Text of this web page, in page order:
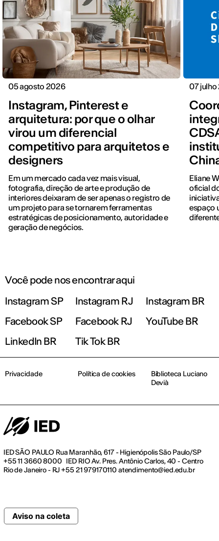
05 agosto 2026
Instagram, Pinterest e
arquitetura: por que o olhar
virou um diferencial
competitivo para arquitetos e
designers
Em um mercado cada vez mais visual,
fotografia, direção de arte e produção de
interiores deixaram de ser apenas o registro de
um projeto para se tornarem ferramentas
estratégicas de posicionamento, autoridade e
geração de negócios.
07
Eliane
oficial
espaço
Você pode nos encontrar aqui
Instagram SP
Instagram RJ
Instagram BR
Facebook SP
Facebook RJ
YouTube BR
LinkedIn BR
Tik Tok BR
IED SÃO PAULO Rua Maranhão, 617 - Higienópolis São Paulo/SP
+55 11 3660 8000 IED RIO Av. Pres. Antônio Carlos, 40 - Centro
Rio de Janeiro - RJ +55 21 979170110 atendimento@ied.edu.br
Privacidade Política de cookies
Biblioteca Luciano
Devià
Aviso na coleta